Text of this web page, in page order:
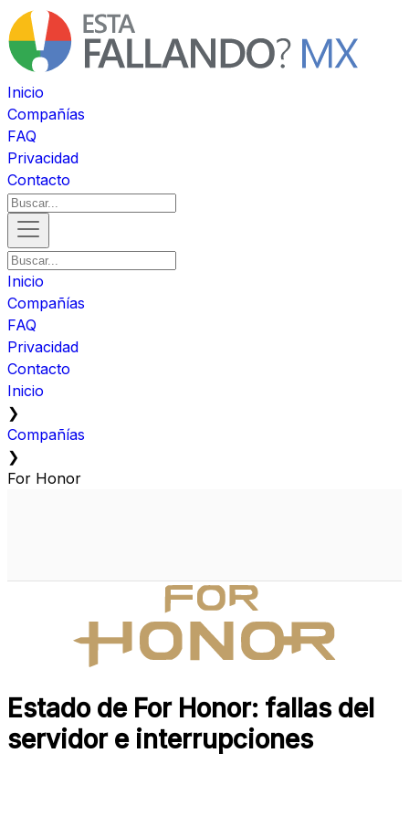
Inicio
Compañías
FAQ
Privacidad
Contacto
Inicio
Compañías
FAQ
Privacidad
Contacto
Inicio
❯
Compañías
❯
For Honor
Estado de For Honor: fallas del
servidor e interrupciones